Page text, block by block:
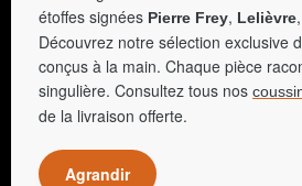
étoffes signées Pierre Frey, Lelièvre,
Découvrez notre sélection exclusive
conçus à la main. Chaque pièce
singulière. Consultez tous nos
de la livraison offerte.
Agrandir